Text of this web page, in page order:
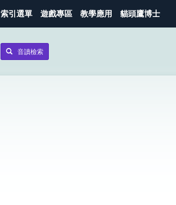
索引選單 遊戲專區 教學應用 貓頭鷹博士
音讀檢索